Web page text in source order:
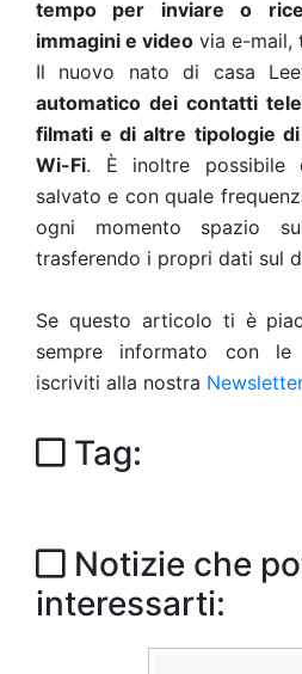
tempo per inviare o
immagini e video via e-mail,
Il nuovo nato di casa
automatico dei contatti
filmati e di altre tipologie
Wi-Fi. È inoltre possibile
salvato e con quale
ogni momento spazio
trasferendo i propri dati sul
Se questo articolo ti è
sempre informato con
iscriviti alla nostra
Tag:
Notizie che
interessarti: